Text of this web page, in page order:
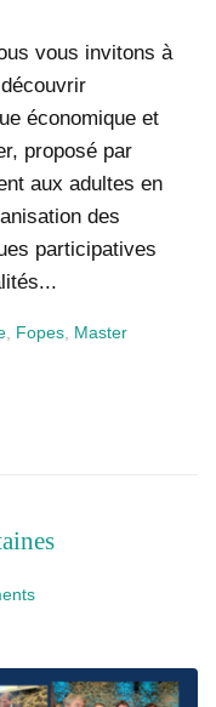
vous invitons à
économique et
proposé par
aux adultes en
des
participatives
Fopes Master